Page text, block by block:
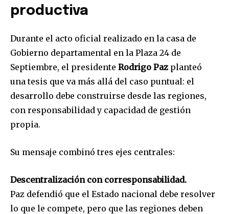
productiva
Durante el acto oficial realizado en la casa de
Gobierno departamental en la Plaza 24 de
Septiembre, el presidente Rodrigo Paz planteó
una tesis que va más allá del caso puntual: el
desarrollo debe construirse desde las regiones,
con responsabilidad y capacidad de gestión
propia.
Su mensaje combinó tres ejes centrales:
Descentralización con corresponsabilidad.
Paz defendió que el Estado nacional debe resolver
lo que le compete, pero que las regiones deben